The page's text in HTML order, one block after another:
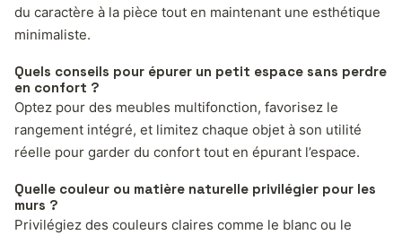
du caractère à la pièce tout en maintenant une esthétique
minimaliste.
Quels conseils pour épurer un petit espace sans perdre
en confort ?
Optez pour des meubles multifonction, favorisez le
rangement intégré, et limitez chaque objet à son utilité
réelle pour garder du confort tout en épurant l’espace.
Quelle couleur ou matière naturelle privilégier pour les
murs ?
Privilégiez des couleurs claires comme le blanc ou le